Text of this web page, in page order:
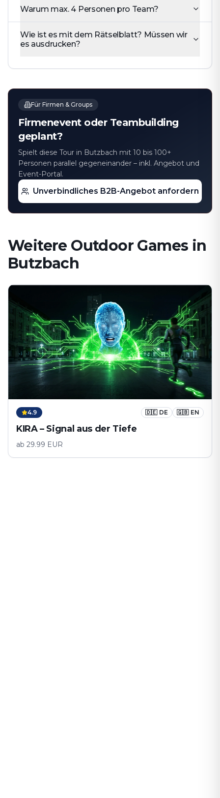
Warum max. 4 Personen pro Team?
Wie ist es mit dem Rätselblatt? Müssen wir
es ausdrucken?
Für Firmen & Groups
Firmenevent oder Teambuilding
geplant?
Spielt diese Tour in Butzbach mit 10 bis 100+
Personen parallel gegeneinander – inkl. Angebot und
Event-Portal.
Unverbindliches B2B-Angebot anfordern
Weitere Outdoor Games in
Butzbach
4.9 🇩🇪 DE 🇬🇧 EN
KIRA – Signal aus der Tiefe
ab 29.99 EUR